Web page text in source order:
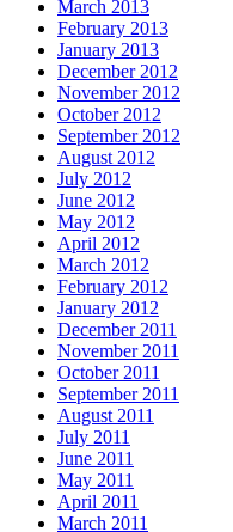
March 2013
February 2013
January 2013
December 2012
November 2012
October 2012
September 2012
August 2012
July 2012
June 2012
May 2012
April 2012
March 2012
February 2012
January 2012
December 2011
November 2011
October 2011
September 2011
August 2011
July 2011
June 2011
May 2011
April 2011
March 2011